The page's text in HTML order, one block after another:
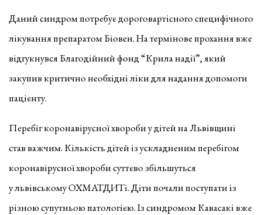
Даний синдром потребує дороговартісного специфічного
лікування препаратом Біовен. На термінове прохання вже
відгукнувся Благодійний фонд “Крила надії”, який
закупив критично необхідні ліки для надання допомоги
пацієнту.
Перебіг коронавірусної хвороби у дітей на Львівщині
став важчим. Кількість дітей із ускладненим перебігом
коронавірусної хвороби суттєво збільшуться
у львівському ОХМАТДИТі. Діти почали поступати із
різною супутньою патологією. Із синдромом Кавасакі вже